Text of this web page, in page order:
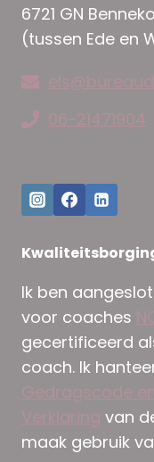
6721 GN
(tussen Ede en
06-21471904
Ik ben
voor coaches
gecertificeerd
coach. Ik
Gedragscode
Verklaring van
maak gebruik